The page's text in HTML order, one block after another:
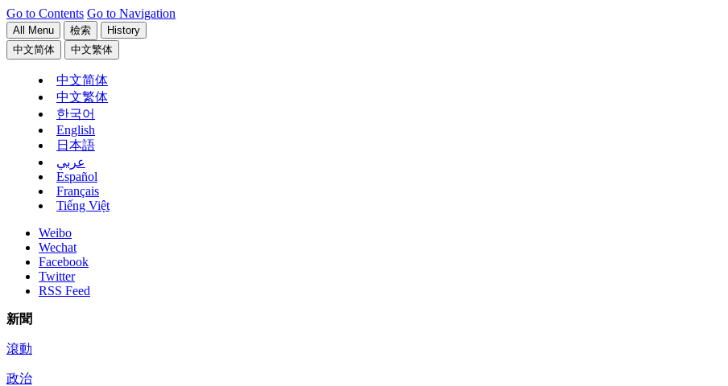
Go to Contents Go to Navigation
All Menu 檢索
History
中文简体
中文繁体
中文简体
中文繁体
한국어
English
日本語
عربي
Español
Français
Tiếng Việt
Weibo
Wechat
Facebook
Twitter
RSS Feed
新聞
滾動
政治